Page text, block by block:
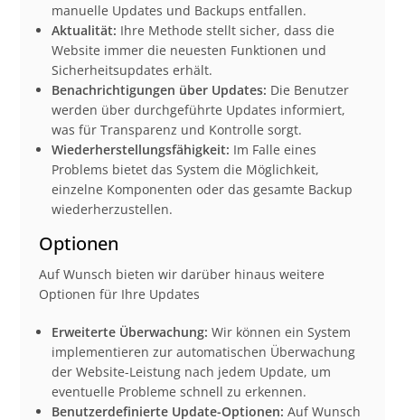
manuelle Updates und Backups entfallen.
Aktualität: Ihre Methode stellt sicher, dass die
Website immer die neuesten Funktionen und
Sicherheitsupdates erhält.
Benachrichtigungen über Updates: Die Benutzer
werden über durchgeführte Updates informiert,
was für Transparenz und Kontrolle sorgt.
Wiederherstellungsfähigkeit: Im Falle eines
Problems bietet das System die Möglichkeit,
einzelne Komponenten oder das gesamte Backup
wiederherzustellen.
Optionen
Auf Wunsch bieten wir darüber hinaus weitere
Optionen für Ihre Updates
Erweiterte Überwachung: Wir können ein System
implementieren zur automatischen Überwachung
der Website-Leistung nach jedem Update, um
eventuelle Probleme schnell zu erkennen.
Benutzerdefinierte Update-Optionen: Auf Wunsch